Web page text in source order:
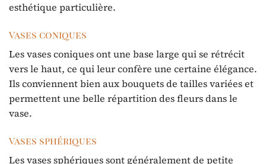
esthétique particulière.
Vases coniques
Les vases coniques ont une base large qui se rétrécit
vers le haut, ce qui leur confère une certaine élégance.
Ils conviennent bien aux bouquets de tailles variées et
permettent une belle répartition des fleurs dans le
vase.
Vases sphériques
Les vases sphériques sont généralement de petite